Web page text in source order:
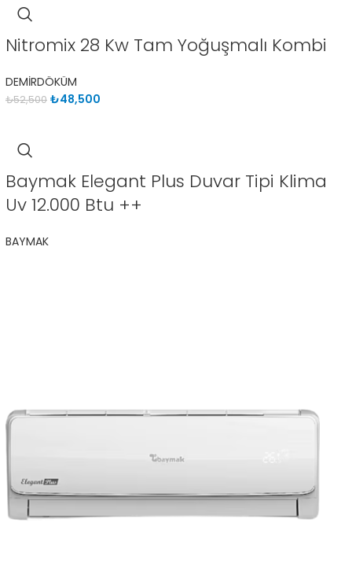
Nitromix 28 Kw Tam Yoğuşmalı Kombi
DEMİRDÖKÜM
₺52,500 ₺48,500
Baymak Elegant Plus Duvar Tipi Klima
Uv 12.000 Btu ++
BAYMAK